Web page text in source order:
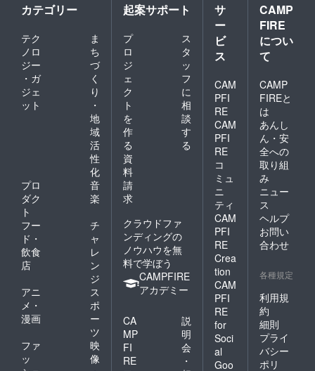
カテゴリー
テク
ノロ
ジー
・ガ
ジェ
ット
ま
ち
づ
く
り
・
地
域
活
性
化
プロ
ダク
ト
音
楽
フー
ド・
飲食
店
チ
ャ
レ
ン
ジ
アニ
メ・
漫画
ス
ポ
ー
ツ
ファ
ッ
映
像
起案サポート
プ
ロ
ジ
ェ
ク
ト
を
作
る
ス
タ
ッ
フ
に
相
談
す
る
資
料
請
求
クラウドファ
ンディングの
ノウハウを無
料で学ぼう
CAMPFIRE
アカデミー
CA
MP
FI
RE
説
明
会
・
サ
ー
ビ
ス
CAM
PFI
RE
CAM
PFI
RE
コ
ミュ
ニ
ティ
CAM
PFI
RE
Crea
tion
CAM
PFI
RE
for
Soci
al
Goo
CAMP
FIRE
につい
て
CAMP
FIREと
は
あんし
ん・安
全への
取り組
み
ニュー
ス
ヘルプ
お問い
合わせ
各種規定
利用規
約
細則
プライ
バシー
ポリ